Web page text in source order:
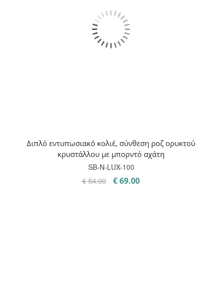
Διπλό εντυπωσιακό κολιέ, σύνθεση ροζ ορυκτού
κρυστάλλου με μπορντό αχάτη
SB-Ν-LUX-100
€84.00
Original
€69.00Η